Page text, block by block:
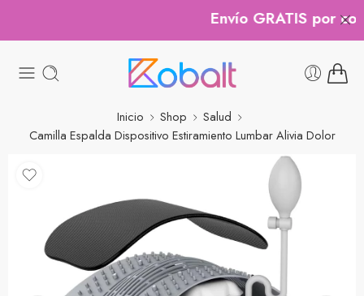
Envío GRATIS por
Inicio Shop
Salud
Camilla Espalda Dispositivo Estiramiento Lumbar Alivia Dolor